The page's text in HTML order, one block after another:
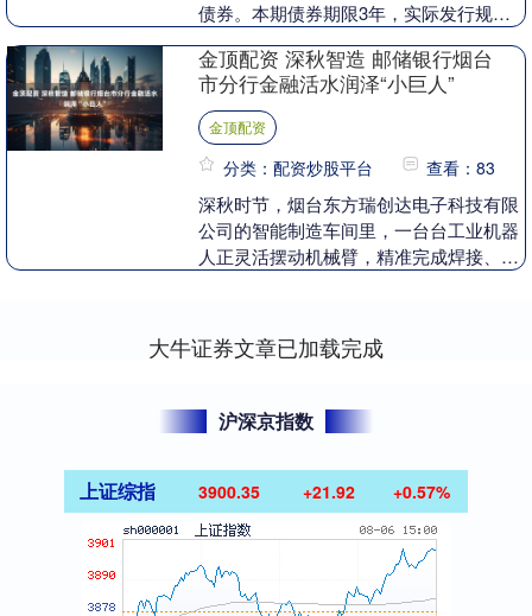
债券。本期债券期限3年，实际发行规模
达67亿元人民币，票面利率确定为
1.80%。....
金顶配资 深秋智造 邮储银行烟台
市分行金融活水润泽“小巨人”
金顶配资
分类：配资炒股平台 查看：83
深秋时节，烟台东方瑞创达电子科技有限
公司的智能制造车间里，一台台工业机器
人正灵活摆动机械臂，精准完成焊接、组
大牛证券文章已加载完成
沪深京指数
上证综指 3900.35 +21.92 +0.57%